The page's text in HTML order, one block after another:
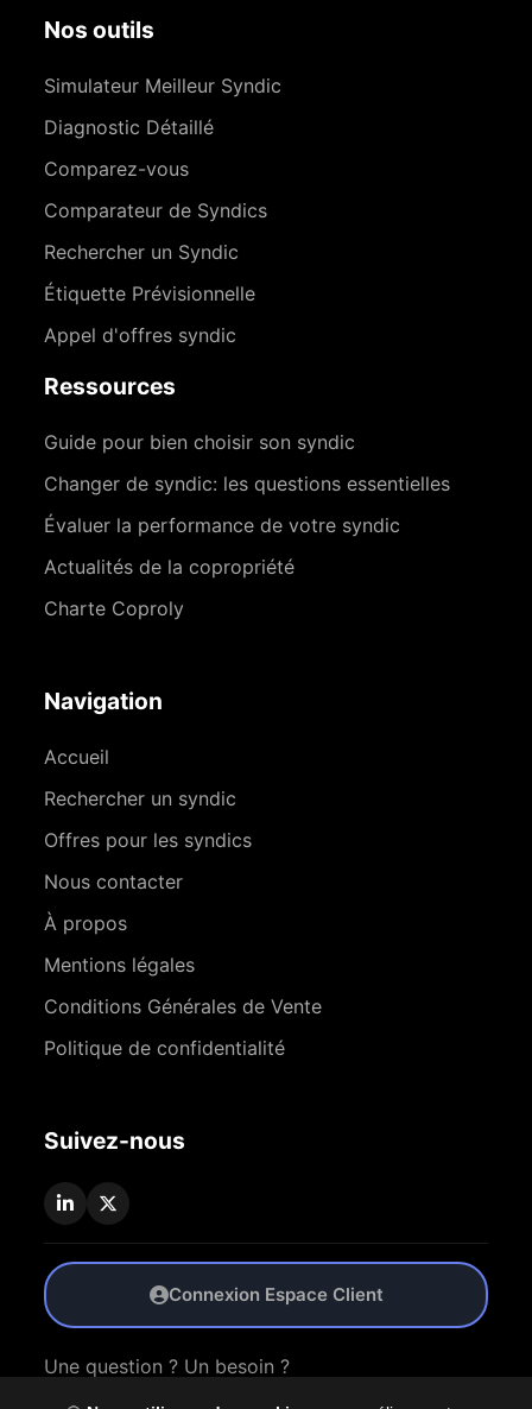
Nos outils
Simulateur Meilleur Syndic
Diagnostic Détaillé
Comparez-vous
Comparateur de Syndics
Rechercher un Syndic
Étiquette Prévisionnelle
Appel d'offres syndic
Ressources
Guide pour bien choisir son syndic
Changer de syndic: les questions essentielles
Évaluer la performance de votre syndic
Actualités de la copropriété
Charte Coproly
Navigation
Accueil
Rechercher un syndic
Offres pour les syndics
Nous contacter
À propos
Mentions légales
Conditions Générales de Vente
Politique de confidentialité
Suivez-nous
Connexion Espace Client
Une question ? Un besoin ?